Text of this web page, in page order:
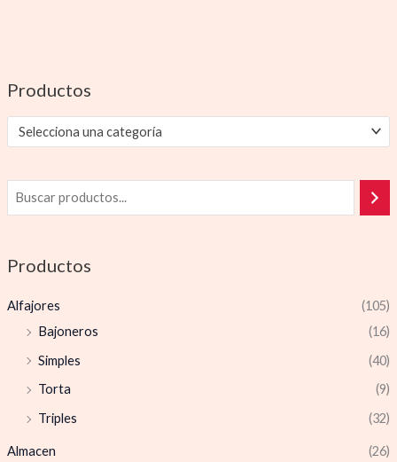
Productos
Selecciona una categoría
Productos
Alfajores
(105)
Bajoneros
(16)
Simples
(40)
Torta
(9)
Triples
(32)
Almacen
(26)